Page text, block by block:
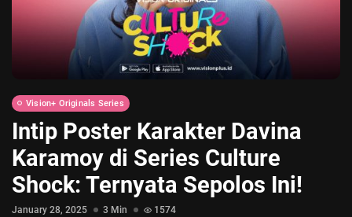
Indonesia vs Kamboja Hari Ini...
July 27, 2026 4 Min
Formula 1 Hungarian Grand Prix...
July 23, 2026
Jadwal ASEAN Hyundai Cup 2026...
July 22, 2026
Vision+ Originals Series
Intip Poster Karakter Davina
Karamoy di Series Culture
Shock: Ternyata Sepolos Ini!
January 28, 2025 3 Min 1574